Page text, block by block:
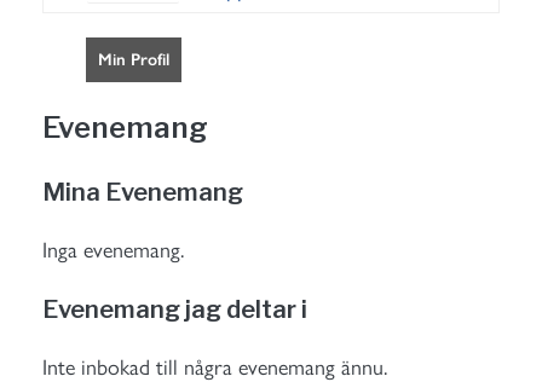
Min Profil
Evenemang
Mina Evenemang
Inga evenemang.
Evenemang jag deltar i
Inte inbokad till några evenemang ännu.